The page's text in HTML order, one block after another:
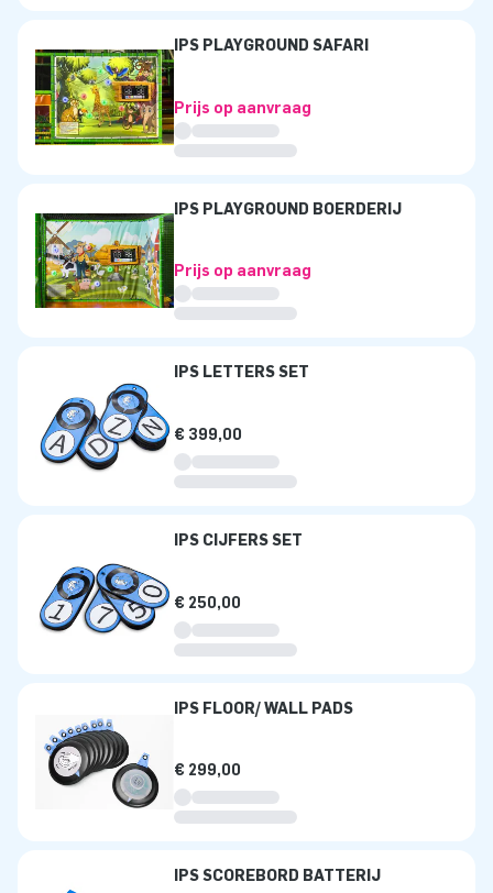
IPS PLAYGROUND SAFARI
Prijs op aanvraag
IPS PLAYGROUND BOERDERIJ
Prijs op aanvraag
IPS LETTERS SET
€ 399,00
IPS CIJFERS SET
€ 250,00
IPS FLOOR/ WALL PADS
€ 299,00
IPS SCOREBORD BATTERIJ